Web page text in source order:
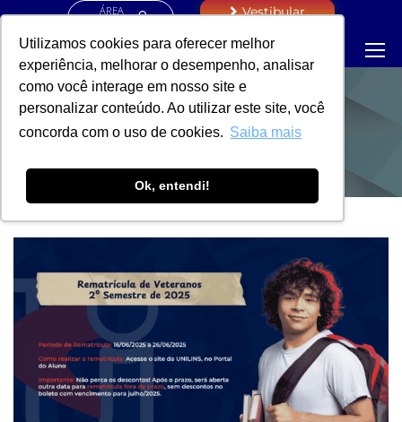
Utilizamos cookies para oferecer melhor
experiência, melhorar o desempenho, analisar
como você interage em nosso site e
personalizar conteúdo. Ao utilizar este site, você
concorda com o uso de cookies. Saiba mais
Ok, entendi!
ÁREA
Vestibular
NOTÍCIAS